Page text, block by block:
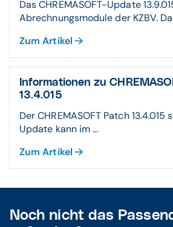
Das CHREMASOFT-Update
Abrechnungsmodule der KZBV.
Zum Artikel
Informationen zu
13.4.015
Der CHREMASOFT Patch
Update kann im ...
Zum Artikel
Noch nicht das